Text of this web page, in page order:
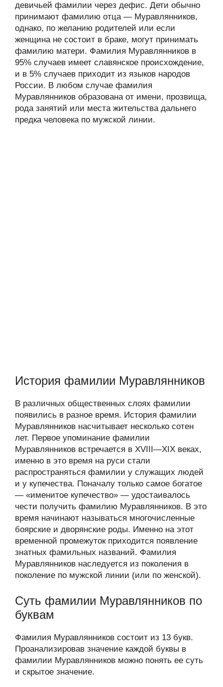
девичьей фамилии через дефис. Дети обычно
принимают фамилию отца — Муравлянников,
однако, по желанию родителей или если
женщина не состоит в браке, могут принимать
фамилию матери. Фамилия Муравлянников в
95% случаев имеет славянское происхождение,
и в 5% случаев приходит из языков народов
России. В любом случае фамилия
Муравлянников образована от имени, прозвища,
рода занятий или места жительства дальнего
предка человека по мужской линии.
История фамилии Муравлянников
В различных общественных слоях фамилии
появились в разное время. История фамилии
Муравлянников насчитывает несколько сотен
лет. Первое упоминание фамилии
Муравлянников встречается в XVIII—XIX веках,
именно в это время на руси стали
распространяться фамилии у служащих людей
и у купечества. Поначалу только самое богатое
— «именитое купечество» — удостаивалось
чести получить фамилию Муравлянников. В это
время начинают называться многочисленные
боярские и дворянские роды. Именно на этот
временной промежуток приходится появление
знатных фамильных названий. Фамилия
Муравлянников наследуется из поколения в
поколение по мужской линии (или по женской).
Суть фамилии Муравлянников по
буквам
Фамилия Муравлянников состоит из 13 букв.
Проанализировав значение каждой буквы в
фамилии Муравлянников можно понять ее суть
и скрытое значение.